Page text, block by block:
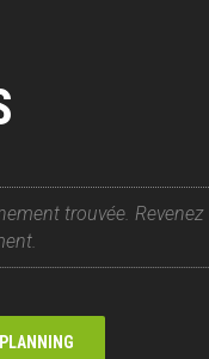
trouvée. Revenez